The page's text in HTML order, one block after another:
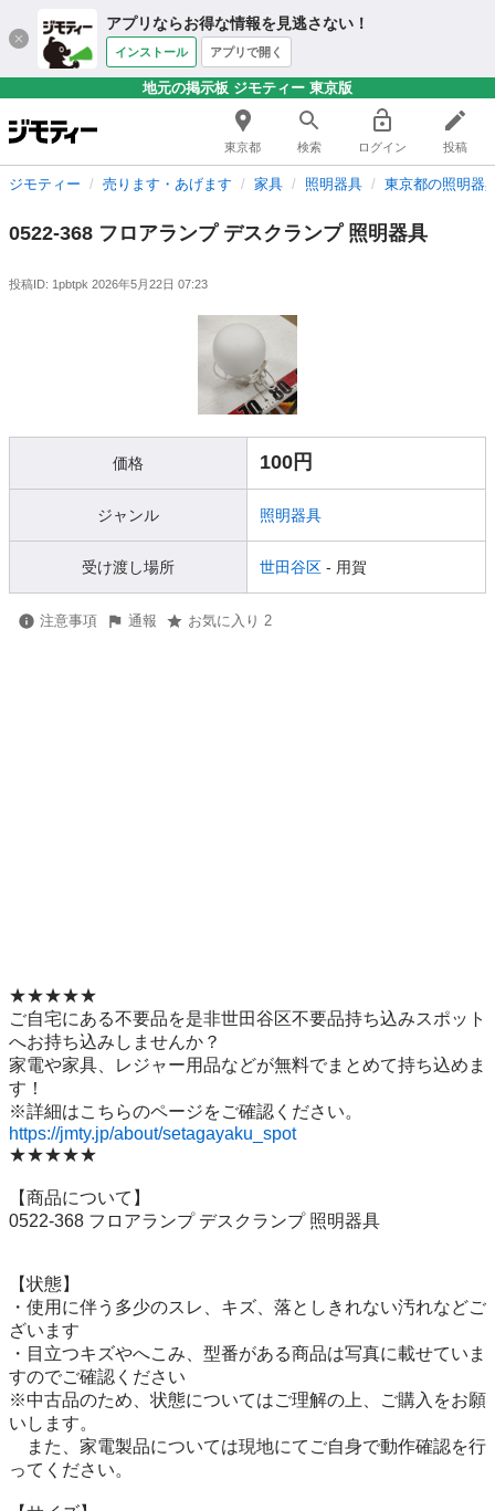
アプリならお得な情報を見逃さない！
インストール アプリで開く
地元の掲示板 ジモティー 東京版
東京都 検索 ログイン 投稿
ジモティー 売ります・あげます 家具 照明器具 東京都の照明器
0522-368 フロアランプ デスクランプ 照明器具
投稿ID: 1pbtpk 2026年5月22日 07:23
価格 100円
ジャンル 照明器具
受け渡し場所 世田谷区 - 用賀
注意事項 通報 お気に入り 2
★★★★★
ご自宅にある不要品を是非世田谷区不要品持ち込みスポット
へお持ち込みしませんか？
家電や家具、レジャー用品などが無料でまとめて持ち込めま
す！
https://jmty.jp/about/setagayaku_spot
★★★★★
【商品について】
0522-368 フロアランプ デスクランプ 照明器具
【状態】
・使用に伴う多少のスレ、キズ、落としきれない汚れなどご
ざいます
・目立つキズやへこみ、型番がある商品は写真に載せていま
すのでご確認ください
※中古品のため、状態についてはご理解の上、ご購入をお願
いします。
また、家電製品については現地にてご自身で動作確認を行
ってください。